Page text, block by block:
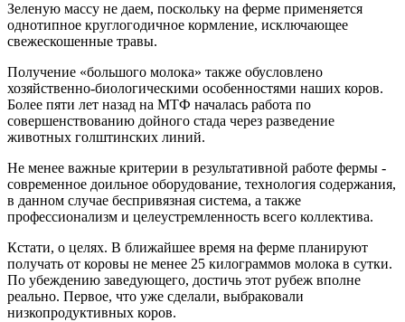
Зеленую массу не даем, поскольку на ферме применяется
однотипное круглогодичное кормление, исключающее
свежескошенные травы.
Получение «большого молока» также обусловлено
хозяйственно-биологическими особенностями наших коров.
Более пяти лет назад на МТФ началась работа по
совершенствованию дойного стада через разведение
животных голштинских линий.
Не менее важные критерии в результативной работе фермы -
современное доильное оборудование, технология содержания,
в данном случае беспривязная система, а также
профессионализм и целеустремленность всего коллектива.
Кстати, о целях. В ближайшее время на ферме планируют
получать от коровы не менее 25 килограммов молока в сутки.
По убеждению заведующего, достичь этот рубеж вполне
реально. Первое, что уже сделали, выбраковали
низкопродуктивных коров.